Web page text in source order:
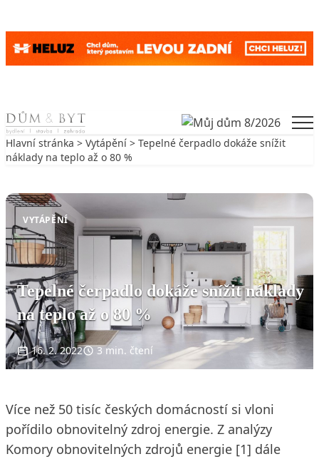
Skip to content
Hlavní stránka > Vytápění > Tepelné čerpadlo dokáže snížit
náklady na teplo až o 80 %
VYTÁPĚNÍ
Tepelné čerpadlo dokáže snížit náklady
na teplo až o 80 %
16. 2. 2022 3 min. čtení
Více než 50 tisíc českých domácností si vloni
pořídilo obnovitelný zdroj energie. Z analýzy
Komory obnovitelných zdrojů energie [1] dále